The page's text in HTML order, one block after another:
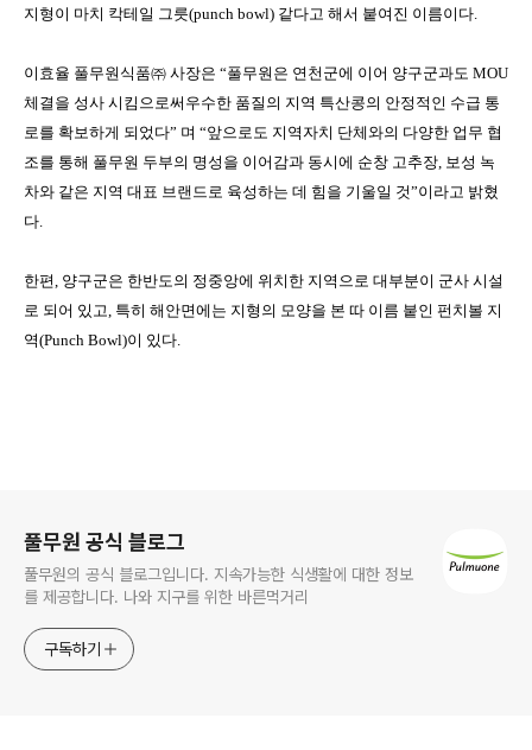
지형이 마치 칵테일 그릇(punch bowl) 같다고 해서 붙여진 이름이다.
이효율 풀무원식품㈜ 사장은 “풀무원은 연천군에 이어 양구군과도 MOU
체결을 성사 시킴으로써우수한 품질의 지역 특산콩의 안정적인 수급 통
로를 확보하게 되었다” 며 “앞으로도 지역자치 단체와의 다양한 업무 협
조를 통해 풀무원 두부의 명성을 이어감과 동시에 순창 고추장, 보성 녹
차와 같은 지역 대표 브랜드로 육성하는 데 힘을 기울일 것”이라고 밝혔
다.
한편, 양구군은 한반도의 정중앙에 위치한 지역으로 대부분이 군사 시설
로 되어 있고, 특히 해안면에는 지형의 모양을 본 따 이름 붙인 펀치볼 지
역(Punch Bowl)이 있다.
풀무원 공식 블로그
풀무원의 공식 블로그입니다. 지속가능한 식생활에 대한 정보
를 제공합니다. 나와 지구를 위한 바른먹거리
구독하기